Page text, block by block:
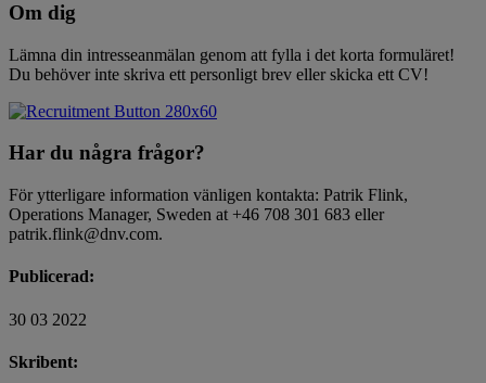
Om dig
Lämna din intresseanmälan genom att fylla i det korta formuläret!
Du behöver inte skriva ett personligt brev eller skicka ett CV!
Har du några frågor?
För ytterligare information vänligen kontakta: Patrik Flink,
Operations Manager, Sweden at +46 708 301 683 eller
patrik.flink@dnv.com.
Publicerad:
30 03 2022
Skribent: